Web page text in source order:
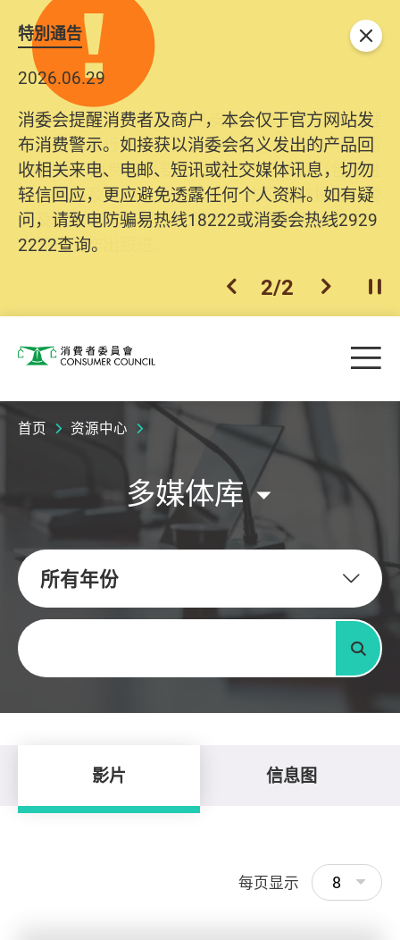
特別通告
2026.06.29
消委会提醒消费者及商户，本会仅于官方网站发
布消费警示。如接获以消委会名义发出的产品回
收相关来电、电邮、短讯或社交媒体讯息，切勿
轻信回应，更应避免透露任何个人资料。如有疑
问，请致电防骗易热线18222或消委会热线2929
2222查询。
2025.10.31
为提升使用者体验及网络安全，本会的投诉处理
系统已经进行升级及推出新功能。由2025年11月
10日起，消费者需要提供基本联络资料（包括姓
名、电邮及电话）注册帐户，才可提交投诉、查
询及建议。所有提交纪录将清晰整合于帐户中，
方便日后作出跟进。
上一个
2/2 下一个开
关闭
消费者委员会 目
首页 资源中心
多媒体库
所有年份
关键字
搜寻
影片 信息图
每页显示 8